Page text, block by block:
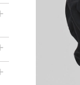
add_circle_outline